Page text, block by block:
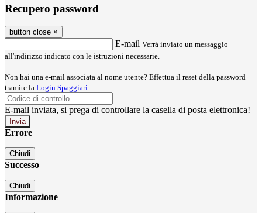
Recupero password
button close ×
E-mail Verrà inviato un messaggio
all'indirizzo indicato con le istruzioni necessarie.
Non hai una e-mail associata al nome utente? Effettua il reset della password
tramite la Login Spaggiari
E-mail inviata, si prega di controllare la casella di posta elettronica!
Errore
Chiudi
Successo
Chiudi
Informazione